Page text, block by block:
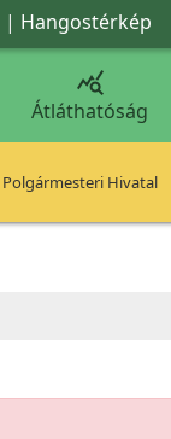
| Hangostérkép

Átláthatóság
Polgármesteri Hivatal